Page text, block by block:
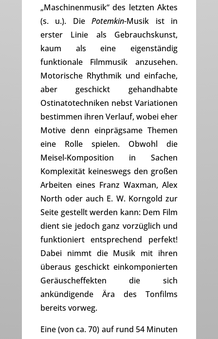
„Maschinenmusik“ des letzten Aktes
(s. u.). DiePotemkin-Musik ist in
erster Linie als Gebrauchskunst,
kaum als eine eigenständig
funktionale Filmmusik anzusehen.
Motorische Rhythmik und einfache,
aber geschickt gehandhabte
Ostinatotechniken nebst Variationen
bestimmen ihren Verlauf, wobei eher
Motive denn einprägsame Themen
eine Rolle spielen. Obwohl die
Meisel-Komposition in Sachen
Komplexität keineswegs den großen
Arbeiten eines Franz Waxman, Alex
North oder auch E. W. Korngold zur
Seite gestellt werden kann: Dem Film
dient sie jedoch ganz vorzüglich und
funktioniert entsprechend perfekt!
Dabei nimmt die Musik mit ihren
überaus geschickt einkomponierten
Geräuscheffekten die sich
ankündigende Ära des Tonfilms
bereits vorweg.
Eine (von ca. 70) auf rund 54 Minuten